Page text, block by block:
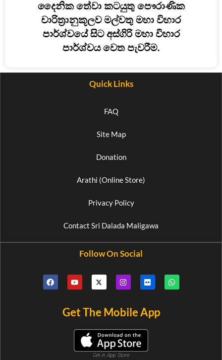
දෛනික තේවා කටයුතු පෞරාණික
චාරිත්‍රානුකූලව මල්වතු මහා විහාර
පාර්ශ්වයේ සිට අස්ගිරි මහා විහාර
පාර්ශ්වය වෙත පැවරීම.
Quick Links
FAQ
Site Map
Donation
Arathi (Online Store)
Privacy Policy
Contact Sri Dalada Maligawa
Follow On Social
Get The Mobile App
Get in App Store